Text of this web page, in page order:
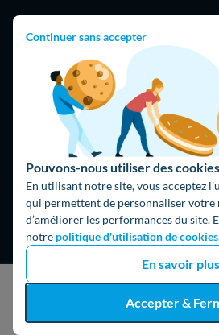
Continuer sans accepter
Pouvons-nous utiliser des
En utilisant notre site, vous acceptez
qui permettent de personnaliser votre
d’améliorer les performances du site.
notre politique d'utilisation de
En savoir plus
Accepter &
J'obtiens un devis
Jobs
Parrainage
Rejoindre notre réseau
Hello !
09 75 18 60 60
75018 Paris